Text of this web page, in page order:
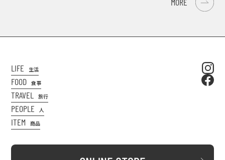
LIFE 生活
FOOD 食事
TRAVEL 旅行
PEOPLE 人
ITEM 商品